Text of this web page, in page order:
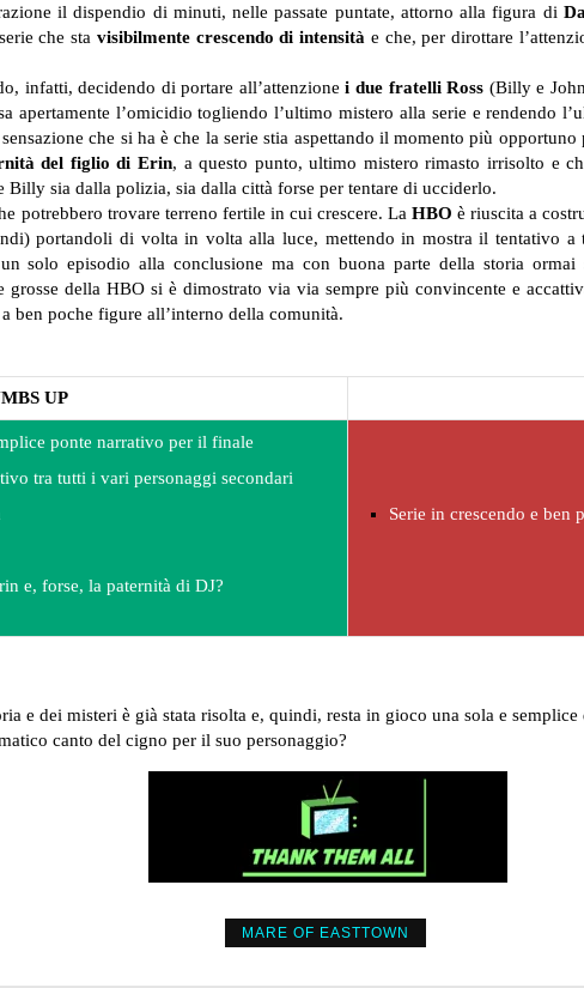
il dispendio di minuti, nelle passate puntate, attorno alla figura di
che sta visibilmente crescendo di intensità e che, per dirottare
infatti, decidendo di portare all’attenzionei due fratelli Ross (Billy e
apertamente l’omicidio togliendo l’ultimo mistero alla serie e rendendo
che si ha è che la serie stia aspettando il momento più
del figlio di Erin, a questo punto, ultimo mistero rimasto irrisolto e
Billy sia dalla polizia, sia dalla città forse per tentare di ucciderlo.
potrebbero trovare terreno fertile in cui crescere. La HBO è riuscita a
portandoli di volta in volta alla luce, mettendo in mostra il tentativo a
solo episodio alla conclusione ma con buona parte della storia
grosse della HBO si è dimostrato via via sempre più convincente e
ben poche figure all’interno della comunità.
UP
ponte narrativo per il finale
tra tutti i vari personaggi secondari
e, forse, la paternità di DJ?
Serie in crescendo e ben
e dei misteri è già stata risolta e, quindi, resta in gioco una sola e
canto del cigno per il suo personaggio?
MARE OF EASTTOWN